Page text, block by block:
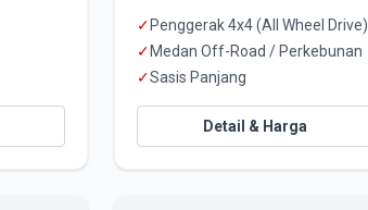
✓ Penggerak 4x4 (All Wheel Drive)
✓ Medan Off-Road / Perkebunan
✓Sasis Panjang
Detail & Harga